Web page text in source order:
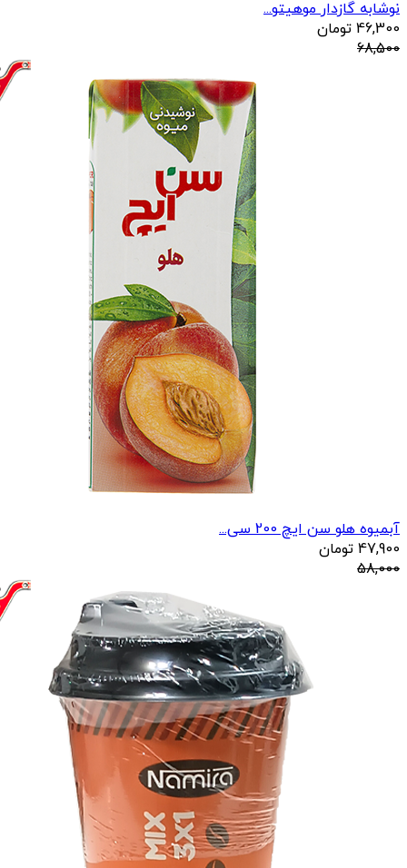
نوشابه گازدار موهیتو...
46,300 تومان
68,500
آبمیوه هلو سن ایچ 200 سی...
47,900 تومان
58,000